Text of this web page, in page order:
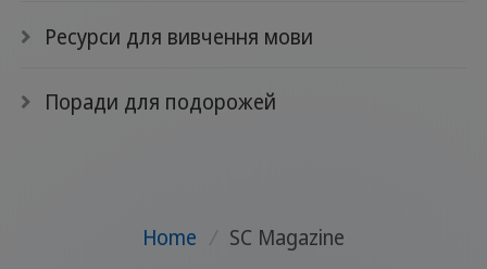
Ресурси для вивчення мови
Поради для подорожей
Home / SC Magazine